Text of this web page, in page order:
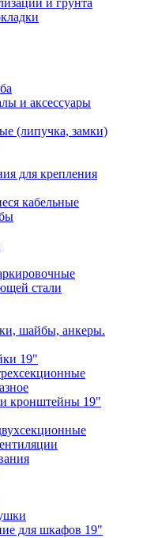
и грунта
и аксессуары
(липучка, замки)
для крепления
кабельные
стали
шайбы, анкеры.
19"
кронштейны 19"
для шкафов 19"